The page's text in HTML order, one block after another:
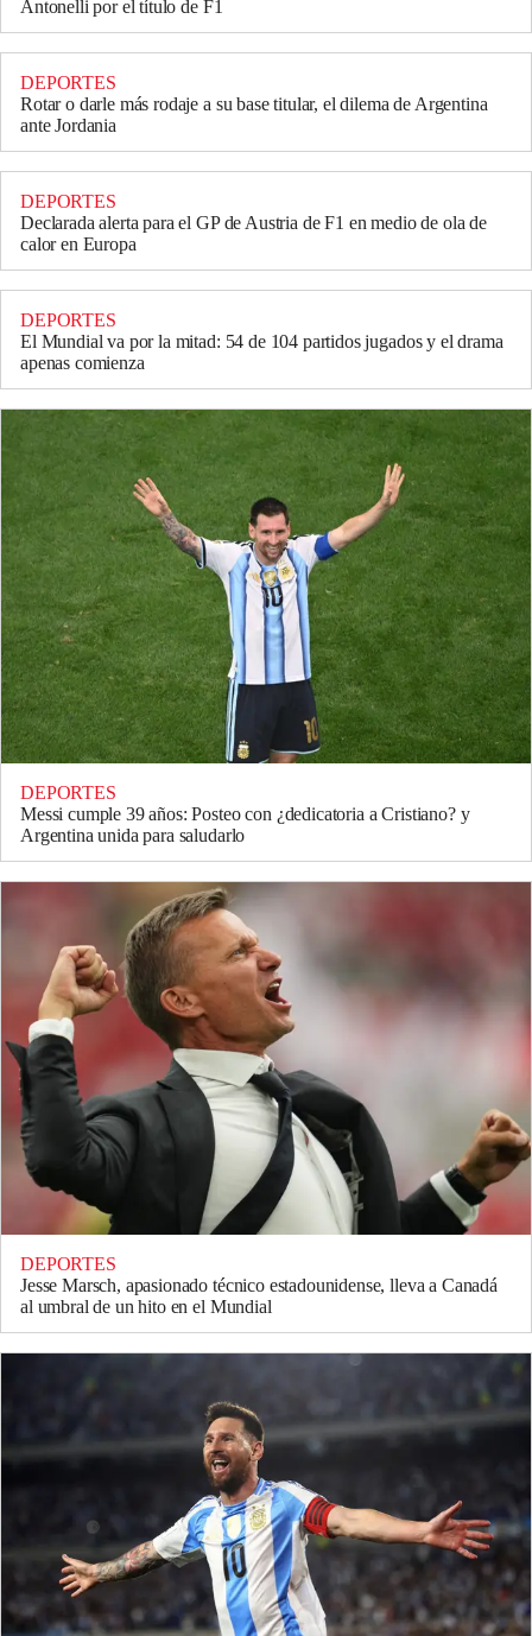
Antonelli por el título de F1
DEPORTES
Rotar o darle más rodaje a su base titular, el dilema de Argentina
ante Jordania
DEPORTES
Declarada alerta para el GP de Austria de F1 en medio de ola de
calor en Europa
DEPORTES
El Mundial va por la mitad: 54 de 104 partidos jugados y el drama
apenas comienza
DEPORTES
Messi cumple 39 años: Posteo con ¿dedicatoria a Cristiano? y
Argentina unida para saludarlo
DEPORTES
Jesse Marsch, apasionado técnico estadounidense, lleva a Canadá
al umbral de un hito en el Mundial